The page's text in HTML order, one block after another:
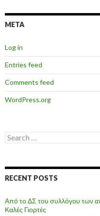
META
Log in
Entries feed
Comments feed
WordPress.org
Search
for:
RECENT POSTS
Από το ΔΣ του συλλόγου των
Καλές Γιορτές